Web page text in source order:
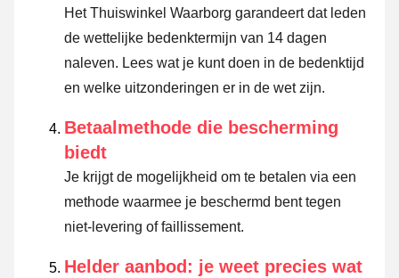
Het Thuiswinkel Waarborg garandeert dat leden
de wettelijke bedenktermijn van 14 dagen
naleven. Lees wat je kunt doen in de bedenktijd
en welke uitzonderingen er in de wet zijn.
Betaalmethode die bescherming
biedt
Je krijgt de mogelijkheid om te betalen via een
methode waarmee je beschermd bent tegen
niet-levering of faillissement.
Helder aanbod: je weet precies wat